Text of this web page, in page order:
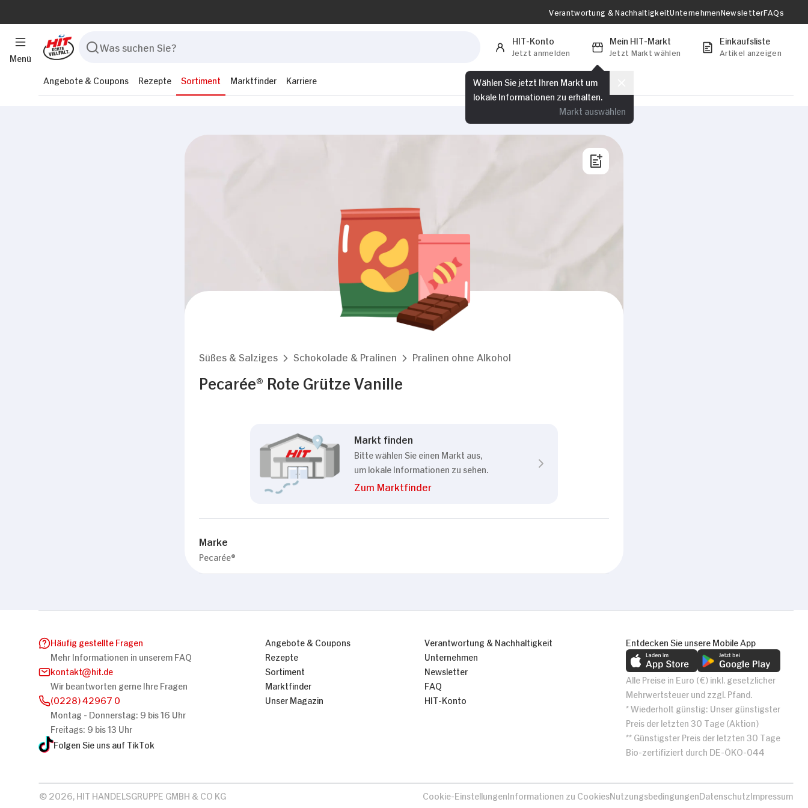
Menü
Verantwortung & NachhaltigkeitUnternehmenNewsletterFAQs
HIT-Konto
Jetzt anmelden
Mein HIT-Markt
Jetzt Markt wählen
Wählen Sie jetzt Ihren Markt um
lokale Informationen zu erhalten.
Markt auswählen
Einkaufsliste
Artikel anzeigen
Angebote & Coupons Rezepte Sortiment Marktfinder Karriere
Süßes & Salziges Schokolade & Pralinen Pralinen ohne Alkohol
Pecarée® Rote Grütze Vanille
Markt finden
Bitte wählen Sie einen Markt aus,
um lokale Informationen zu sehen.
Zum Marktfinder
Marke
Pecarée®
Häufig gestellte Fragen
Mehr Informationen in unserem FAQ
kontakt
hit.de
Wir beantworten gerne Ihre Fragen
(0228) 42967 0
Montag - Donnerstag: 9 bis 16 Uhr
Freitags: 9 bis 13 Uhr
Folgen Sie uns auf TikTok
Angebote & Coupons
Rezepte
Sortiment
Marktfinder
Unser Magazin
Verantwortung & Nachhaltigkeit
Unternehmen
Newsletter
FAQ
HIT-Konto
Entdecken Sie unsere Mobile App
Alle Preise in Euro (€) inkl. gesetzlicher
Mehrwertsteuer und zzgl. Pfand.
* Wiederholt günstig: Unser günstigster
Preis der letzten 30 Tage (Aktion)
** Günstigster Preis der letzten 30 Tage
Bio-zertifiziert durch DE-ÖKO-044
Cookie-EinstellungenInformationen zu CookiesNutzungsbedingungenDatenschutzImpressum
© 2026, HIT HANDELSGRUPPE GMBH & CO KG